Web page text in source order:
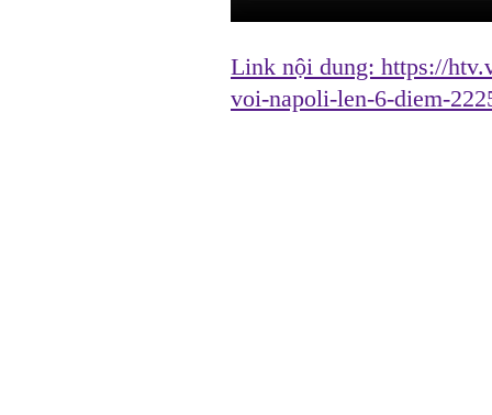
Link nội dung: https://
voi-napoli-len-6-diem-